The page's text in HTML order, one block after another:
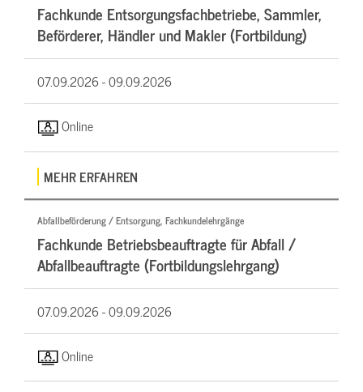
Fachkunde Entsorgungsfachbetriebe, Sammler,
Beförderer, Händler und Makler (Fortbildung)
07.09.2026 -09.09.2026
Online
MEHR ERFAHREN
Abfallbeförderung / Entsorgung, Fachkundelehrgänge
Fachkunde Betriebsbeauftragte für Abfall /
Abfallbeauftragte (Fortbildungslehrgang)
07.09.2026 -09.09.2026
Online